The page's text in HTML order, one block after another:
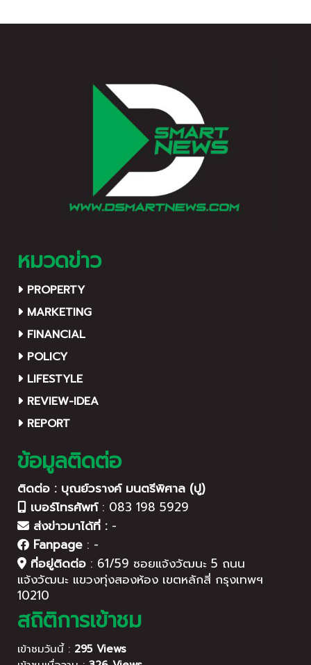
และทุนฯ ต่อเนื่องทุกระดับชั้น
สินค้าเกษตร ยกระดับ
เครือข่ายธุรกิจใน Sitdown
Dinner สุดพิเศษ จัดวันที่
13–14 ธันวาคม 2568 ณ
โรงแรมแกรนด์ เซนเตอร์ พอ
ยต์ สุขุมวิท 55
หมวดข่าว
PROPERTY
MARKETING
FINANCIAL
POLICY
LIFESTYLE
REVIEW-IDEA
REPORT
ข้อมูลติดต่อ
ติดต่อ : บุณย์วรางค์ มนตรีพิศาล (ปู)
เบอร์โทรศัพท์: 083 198 5929
ส่งข่าวมาได้ที่ : -
Fanpage : -
ที่อยู่ติดต่อ : 61/59 ซอยแจ้งวัฒนะ 5 ถนน
แจ้งวัฒนะ แขวงทุ่งสองห้อง เขตหลักสี่ กรุงเทพฯ
10210
สถิติการเข้าชม
เข้าชมวันนี้ : 295 Views